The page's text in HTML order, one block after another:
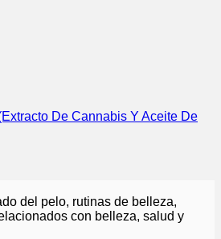
De Cannabis Y Aceite De
del pelo, rutinas de belleza,
con belleza, salud y